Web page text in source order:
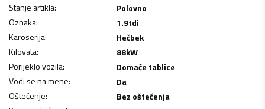
Stanje artikla:
Polovno
Oznaka:
1.9tdi
Karoserija:
Hečbek
Kilovata: 88kW
Porijeklo vozila:
Domaće tablice
Vodi se na mene:
Da
Oštećenje:
Bez oštećenja